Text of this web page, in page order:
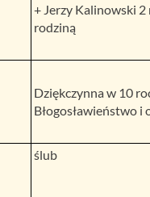
+ Jerzy Kalinowski 2
rodziną
Dziękczynna w 10
Błogosławieństwo i
ślub